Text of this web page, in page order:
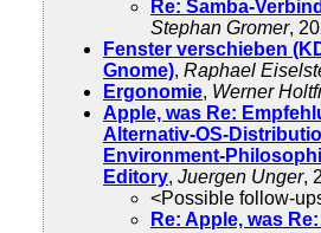
Re: Samba-
Stephan Gromer,
Fenster verschieben
Gnome), Raphael
Ergonomie, Werner
Apple, was Re:
Alternativ-OS-
Environment-
Editory, Juergen Unger,
<Possible follow-
Re: Apple, was